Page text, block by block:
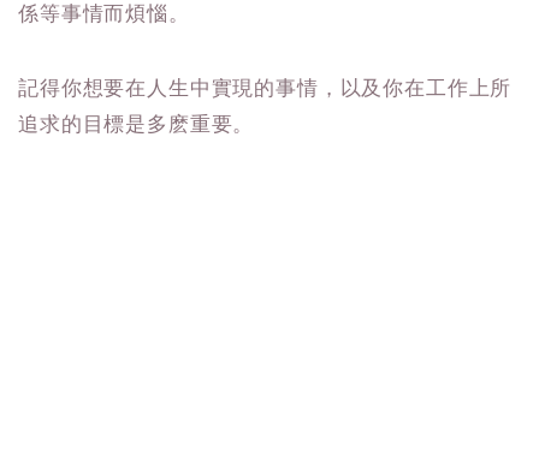
係等事情而煩惱。
記得你想要在人生中實現的事情，以及你在工作上所
追求的目標是多麽重要。